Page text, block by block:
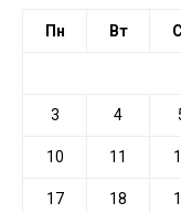
Пн Вт
3 4
10 11
17 18